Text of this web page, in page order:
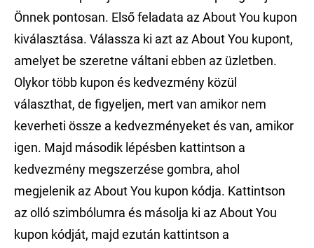
Önnek pontosan. Első feladata az About You kupon
kiválasztása. Válassza ki azt az About You kupont,
amelyet be szeretne váltani ebben az üzletben.
Olykor több kupon és kedvezmény közül
választhat, de figyeljen, mert van amikor nem
keverheti össze a kedvezményeket és van, amikor
igen. Majd második lépésben kattintson a
kedvezmény megszerzése gombra, ahol
megjelenik az About You kupon kódja. Kattintson
az olló szimbólumra és másolja ki az About You
kupon kódját, majd ezután kattintson a